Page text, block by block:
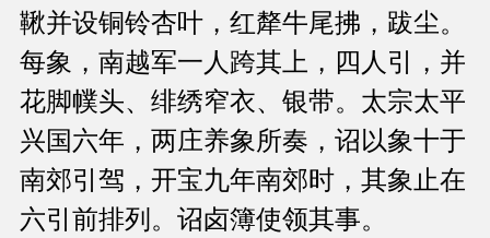
鞦并设铜铃杏叶，红犛牛尾拂，跋尘。
每象，南越军一人跨其上，四人引，并
花脚幞头、绯绣窄衣、银带。太宗太平
兴国六年，两庄养象所奏，诏以象十于
南郊引驾，开宝九年南郊时，其象止在
六引前排列。诏卤簿使领其事。